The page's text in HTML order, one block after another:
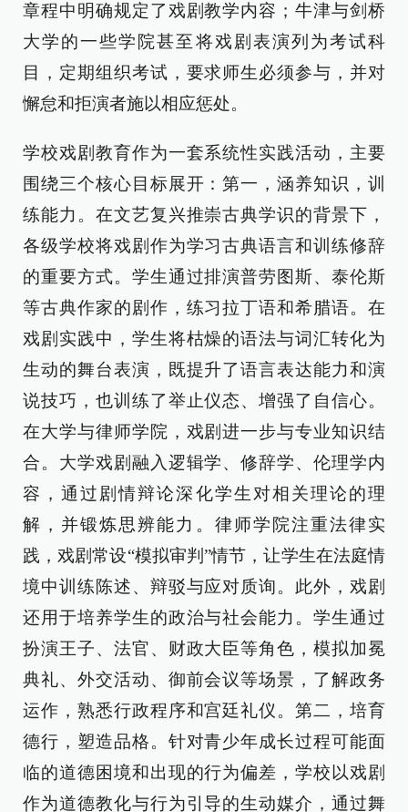
章程中明确规定了戏剧教学内容；牛津与剑桥
大学的一些学院甚至将戏剧表演列为考试科
目，定期组织考试，要求师生必须参与，并对
懈怠和拒演者施以相应惩处。
学校戏剧教育作为一套系统性实践活动，主要
围绕三个核心目标展开：第一，涵养知识，训
练能力。在文艺复兴推崇古典学识的背景下，
各级学校将戏剧作为学习古典语言和训练修辞
的重要方式。学生通过排演普劳图斯、泰伦斯
等古典作家的剧作，练习拉丁语和希腊语。在
戏剧实践中，学生将枯燥的语法与词汇转化为
生动的舞台表演，既提升了语言表达能力和演
说技巧，也训练了举止仪态、增强了自信心。
在大学与律师学院，戏剧进一步与专业知识结
合。大学戏剧融入逻辑学、修辞学、伦理学内
容，通过剧情辩论深化学生对相关理论的理
解，并锻炼思辨能力。律师学院注重法律实
践，戏剧常设“模拟审判”情节，让学生在法庭情
境中训练陈述、辩驳与应对质询。此外，戏剧
还用于培养学生的政治与社会能力。学生通过
扮演王子、法官、财政大臣等角色，模拟加冕
典礼、外交活动、御前会议等场景，了解政务
运作，熟悉行政程序和宫廷礼仪。第二，培育
德行，塑造品格。针对青少年成长过程可能面
临的道德困境和出现的行为偏差，学校以戏剧
作为道德教化与行为引导的生动媒介，通过舞